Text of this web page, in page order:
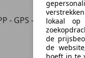
lokaal
de
de
hoeft in te
GPS - CAMERA -